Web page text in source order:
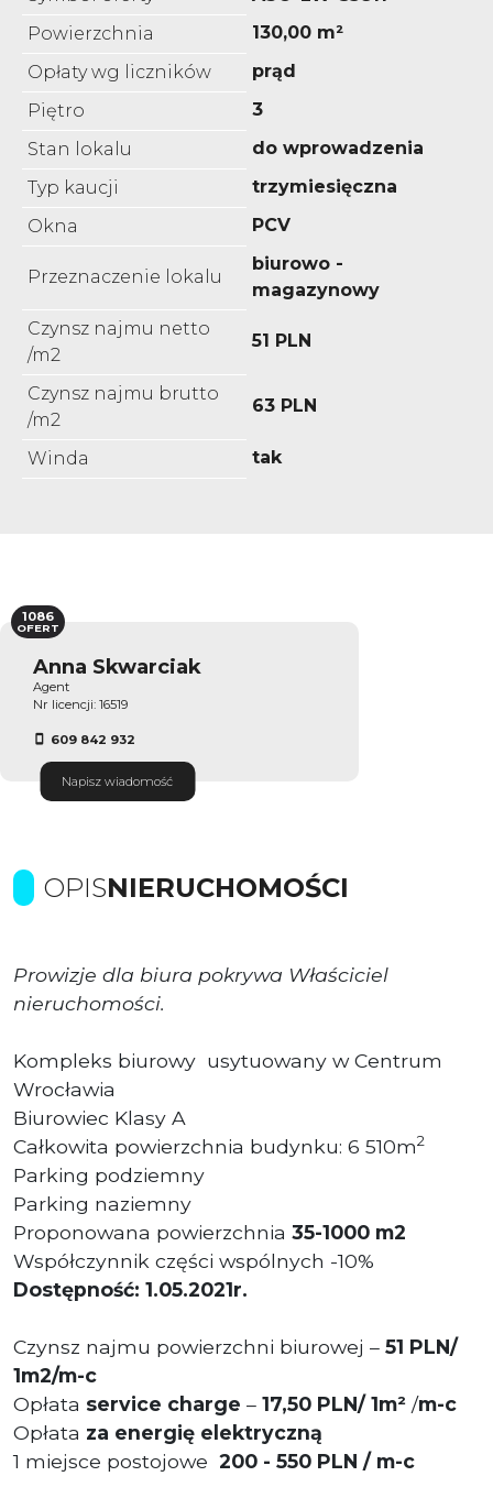
Powierzchnia
130,00 m²
Opłaty wg liczników
prąd
Piętro
3
Stan lokalu
do wprowadzenia
Typ kaucji
trzymiesięczna
Okna
PCV
Przeznaczenie lokalu
biurowo -
magazynowy
Czynsz najmu netto
/m2
51 PLN
Czynsz najmu brutto
/m2
63 PLN
Winda tak
Anna Skwarciak
Agent
Nr licencji: 16519
609 842 932
Napisz wiadomość
1086
OFERT
OPISNIERUCHOMOŚCI
Prowizje dla biura pokrywa Właściciel
nieruchomości.
Kompleks biurowy usytuowany w Centrum
Wrocławia
Biurowiec Klasy A
Całkowita powierzchnia budynku: 6 510m2
Parking podziemny
Parking naziemny
Proponowana powierzchnia 35-1000 m2
Współczynnik części wspólnych -10%
Dostępność: 1.05.2021r.
Czynsz najmu powierzchni biurowej – 51 PLN/
1m2/m-c
Opłata service charge – 17,50 PLN/ 1m² /m-c
Opłata za energię elektryczną
1 miejsce postojowe 200 - 550 PLN / m-c